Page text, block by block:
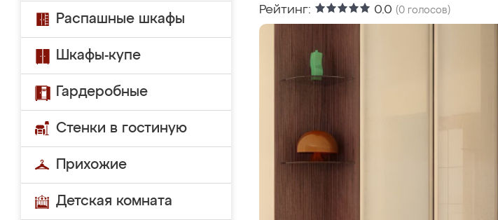
Распашные шкафы
Шкафы-купе
Гардеробные
Стенки в гостиную
Прихожие
Детская комната
Рейтинг: 0.0 (0 голосов)